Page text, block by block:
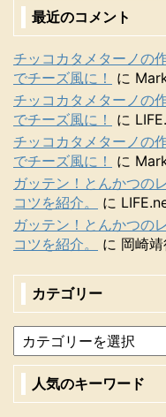
最近のコメント
チッコカタメターノの
でチーズ風に！
に
チッコカタメターノの
でチーズ風に！
に
チッコカタメターノの
でチーズ風に！
に
ガッテン！とんかつの
コツを紹介。
に
ガッテン！とんかつの
コツを紹介。
に 岡崎
カテゴリー
人気のキーワード